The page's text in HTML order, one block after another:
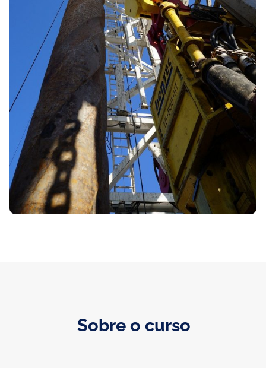
Sobre o curso